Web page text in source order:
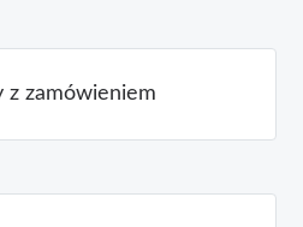
z zamówieniem